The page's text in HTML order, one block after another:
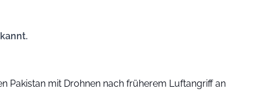
Pakistan mit Drohnen nach früherem Luftangriff an